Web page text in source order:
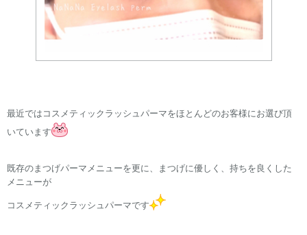
最近ではコスメティックラッシュパーマをほとんどのお客様にお選び頂
いています
既存のまつげパーマメニューを更に、まつげに優しく、持ちを良くした
メニューが
コスメティックラッシュパーマです